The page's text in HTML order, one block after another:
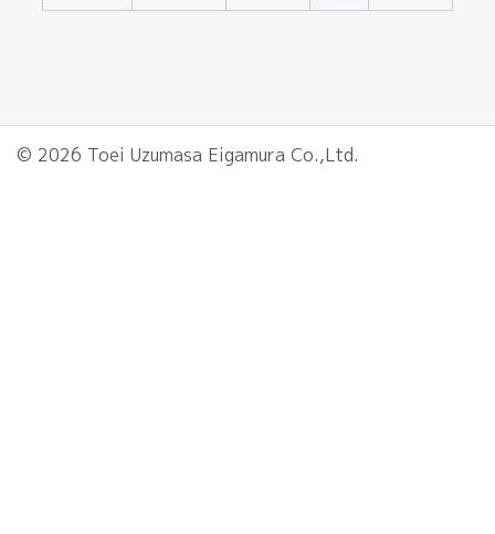
© 2026 Toei Uzumasa Eigamura Co.,Ltd.